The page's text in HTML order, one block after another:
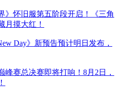
》怀旧服第五阶段开启！《三角
月摸大红！
Day》新预告预计明日发布，
峰赛总决赛即将打响！8月2日，